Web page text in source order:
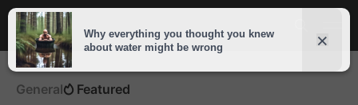
General Featured